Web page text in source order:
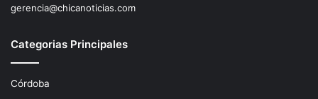
gerencia@chicanoticias.com
Categorias Principales
Córdoba